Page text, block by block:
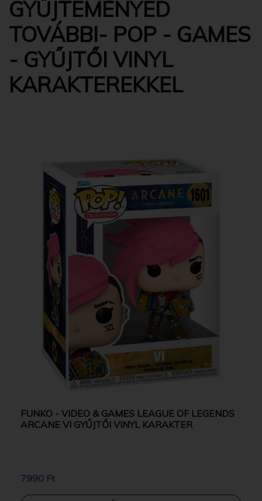
GYŰJTEMÉNYED
TOVÁBBI- POP - GAMES
- GYŰJTŐI VINYL
KARAKTEREKKEL
FUNKO - VIDEO & GAMES LEAGUE OF LEGENDS
ARCANE VI GYŰJTŐI VINYL KARAKTER
7990 Ft